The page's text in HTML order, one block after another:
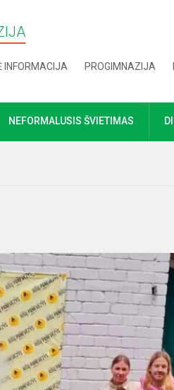
INFORMACIJA PROGIMNAZIJA
NEFORMALUSIS ŠVIETIMAS